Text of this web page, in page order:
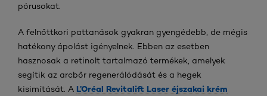
pórusokat.
A felnőttkori pattanások gyakran gyengédebb, de mégis
hatékony ápolást igényelnek. Ebben az esetben
hasznosak a retinolt tartalmazó termékek, amelyek
segítik az arcbőr regenerálódását és a hegek
kisimítását. A L’Oréal Revitalift Laser éjszakai krém